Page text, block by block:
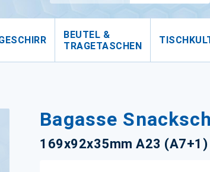
BEUTEL &
TRAGETASCHEN
Bagasse
169x92x35mm A23